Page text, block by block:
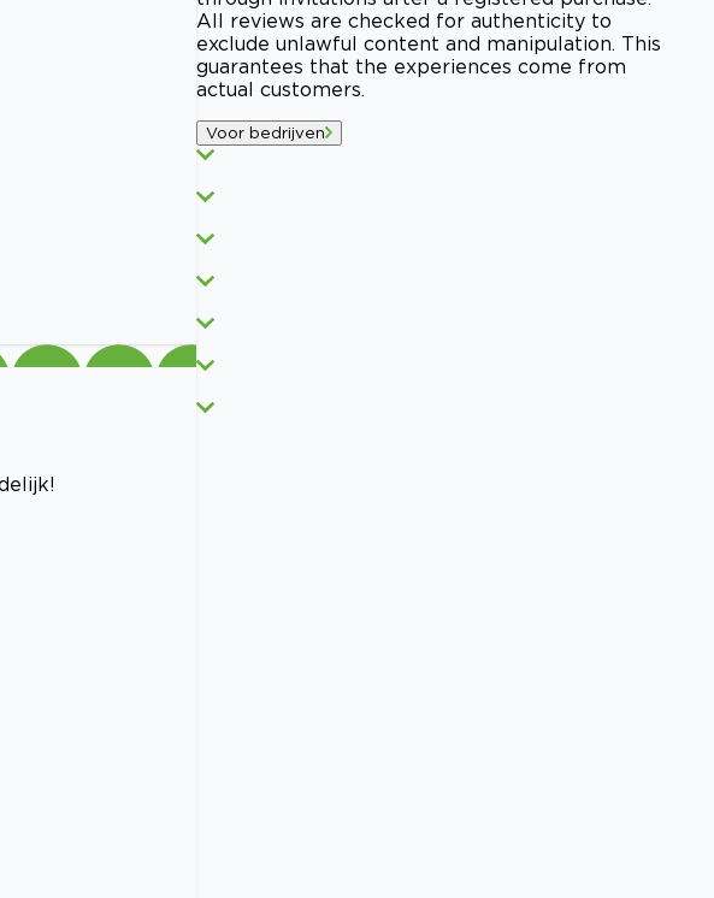
All reviews are checked for authenticity to
exclude unlawful content and manipulation. This
guarantees that the experiences come from
actual customers.
Voor bedrijven